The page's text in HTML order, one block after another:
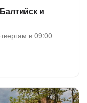
и
в 09:00